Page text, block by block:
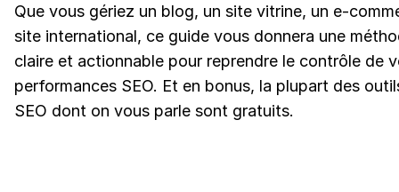
Que vous gériez un blog, un site vitrine, un e-
site international, ce guide vous donnera une
claire et actionnable pour reprendre le contrôle de
performances SEO. Et en bonus, la plupart des
SEO dont on vous parle sont gratuits.